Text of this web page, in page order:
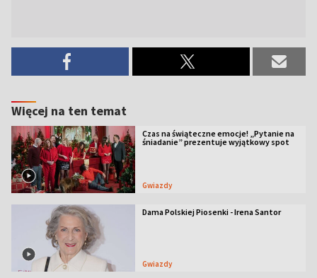
Więcej na ten temat
Czas na świąteczne emocje! „Pytanie na
śniadanie” prezentuje wyjątkowy spot
Gwiazdy
Dama Polskiej Piosenki - Irena Santor
Gwiazdy